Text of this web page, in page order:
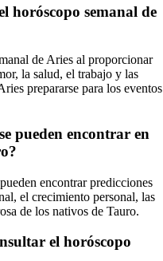
horóscopo semanal de
de Aries al proporcionar
la salud, el trabajo y las
prepararse para los eventos
pueden encontrar en
encontrar predicciones
el crecimiento personal, las
de los nativos de Tauro.
el horóscopo